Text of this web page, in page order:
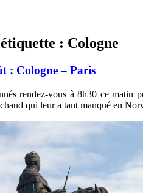
: Cologne
: Cologne – Paris
rendez-vous à 8h30 ce matin
qui leur a tant manqué en